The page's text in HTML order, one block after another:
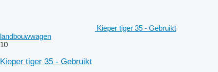
Kieper tiger 35 - Gebruikt
landbouwwagen
10
Kieper tiger 35 - Gebruikt